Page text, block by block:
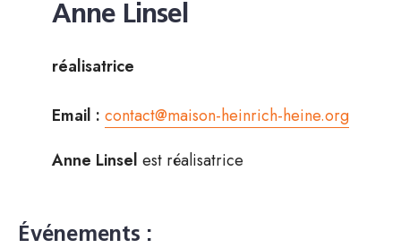
Anne Linsel
réalisatrice
Email : contact@maison-heinrich-heine.org
Anne Linsel est réalisatrice
Événements :